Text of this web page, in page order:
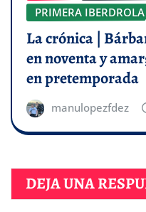
PRIMERA IBERDROLA
La crónica |
en noventa y
en pretemporada
manulopezfdez
DEJA UNA